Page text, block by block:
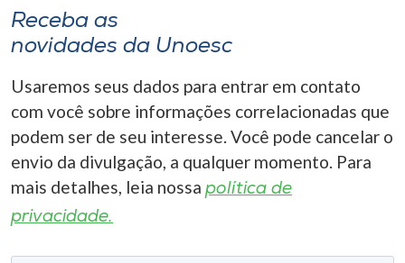
Selecione
o idioma
Receba as
novidades da Unoesc
Usaremos seus dados para entrar em contato
com você sobre informações correlacionadas que
podem ser de seu interesse. Você pode cancelar o
envio da divulgação, a qualquer momento. Para
mais detalhes, leia nossa política de
privacidade.